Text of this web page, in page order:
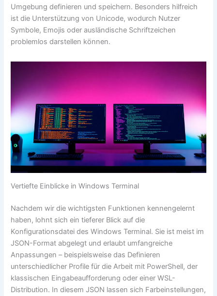
Umgebung definieren und speichern. Besonders hilfreich
ist die Unterstützung von Unicode, wodurch Nutzer
Symbole, Emojis oder ausländische Schriftzeichen
problemlos darstellen können.
Vertiefte Einblicke in Windows Terminal
Nachdem wir die wichtigsten Funktionen kennengelernt
haben, lohnt sich ein tieferer Blick auf die
Konfigurationsdatei des Windows Terminal. Sie ist meist im
JSON-Format abgelegt und erlaubt umfangreiche
Anpassungen – beispielsweise das Definieren
unterschiedlicher Profile für die Arbeit mit PowerShell, der
klassischen Eingabeaufforderung oder einer WSL-
Distribution. In diesem JSON lassen sich Farbeinstellungen,